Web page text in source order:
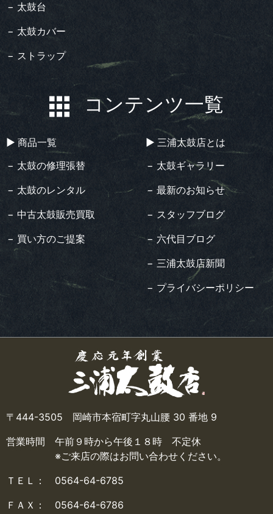
− 太鼓台
− 太鼓カバー
− ストラップ
コンテンツ一覧
▶︎ 商品一覧
− 太鼓の修理張替
− 太鼓のレンタル
− 中古太鼓販売買取
− 買い方のご提案
▶︎ 三浦太鼓店とは
− 太鼓ギャラリー
− 最新のお知らせ
− スタッフブログ
− 六代目ブログ
− 三浦太鼓店新聞
− プライバシーポリシー
〒444-3505 岡崎市本宿町字丸山腰 30 番地 9
営業時間 午前９時から午後１８時 不定休
※ご来店の際はお問い合わせください。
ＴＥＬ： 0564-64-6785
ＦＡＸ： 0564-64-6786